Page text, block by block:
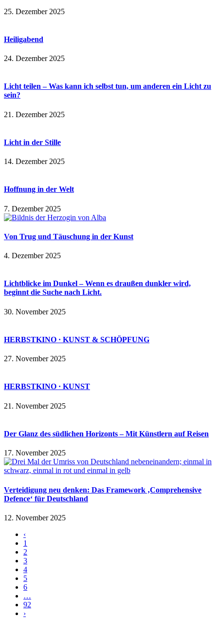
25. Dezember 2025
Heiligabend
24. Dezember 2025
Licht teilen – Was kann ich selbst tun, um anderen ein Licht zu
sein?
21. Dezember 2025
Licht in der Stille
14. Dezember 2025
Hoffnung in der Welt
7. Dezember 2025
Von Trug und Täuschung in der Kunst
4. Dezember 2025
Lichtblicke im Dunkel – Wenn es draußen dunkler wird,
beginnt die Suche nach Licht.
30. November 2025
HERBSTKINO · KUNST & SCHÖPFUNG
27. November 2025
HERBSTKINO · KUNST
21. November 2025
Der Glanz des südlichen Horizonts – Mit Künstlern auf Reisen
17. November 2025
Verteidigung neu denken: Das Framework ‚Comprehensive
Defence‘ für Deutschland
12. November 2025
‹
1
2
3
4
5
6
…
92
›